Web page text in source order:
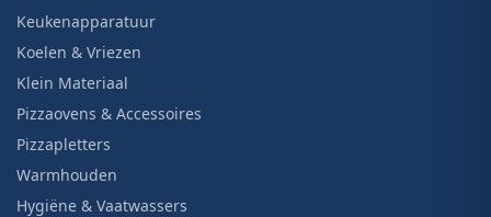
Keukenapparatuur
Koelen & Vriezen
Klein Materiaal
Pizzaovens & Accessoires
Pizzapletters
Warmhouden
Hygiëne & Vaatwassers